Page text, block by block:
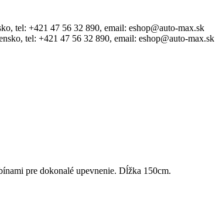
tel: +421 47 56 32 890, email: eshop@auto-max.sk
tel: +421 47 56 32 890, email: eshop@auto-max.sk
pre dokonalé upevnenie. Dĺžka 150cm.